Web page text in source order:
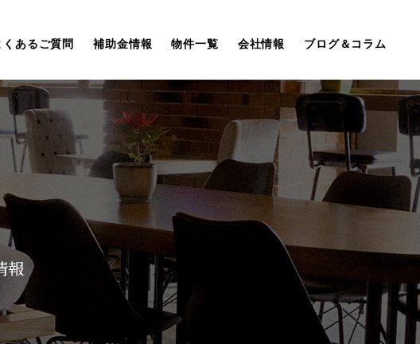
くあるご質問 補助金情報 物件一覧 会社情報 ブログ＆コラム
報